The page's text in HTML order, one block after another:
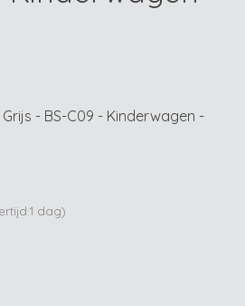
- BS-C09 - Kinderwagen -
product is
dag)